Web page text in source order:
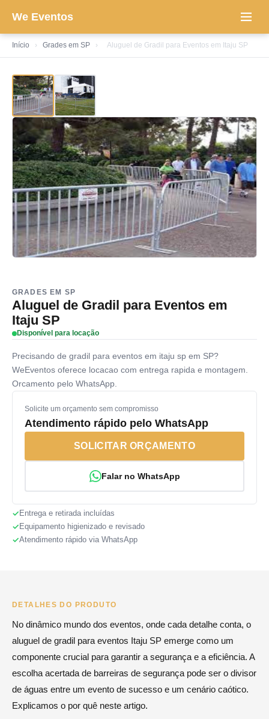
We Eventos
Início › Grades em SP › Aluguel de Gradil para Eventos em Itaju SP
GRADES EM SP
Aluguel de Gradil para Eventos em
Itaju SP
Disponível para locação
Precisando de gradil para eventos em itaju sp em SP?
WeEventos oferece locacao com entrega rapida e montagem.
Orcamento pelo WhatsApp.
Solicite um orçamento sem compromisso
Atendimento rápido pelo WhatsApp
SOLICITAR ORÇAMENTO
Falar no WhatsApp
Entrega e retirada incluídas
Equipamento higienizado e revisado
Atendimento rápido via WhatsApp
DETALHES DO PRODUTO
No dinâmico mundo dos eventos, onde cada detalhe conta, o
aluguel de gradil para eventos Itaju SP emerge como um
componente crucial para garantir a segurança e a eficiência. A
escolha acertada de barreiras de segurança pode ser o divisor
de águas entre um evento de sucesso e um cenário caótico.
Explicamos o por quê neste artigo.